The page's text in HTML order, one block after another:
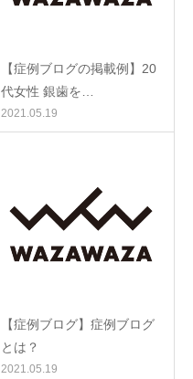
【症例ブログの掲載例】20
代女性 銀歯を…
2021.05.19
【症例ブログ】症例ブログ
とは？
2021.05.19